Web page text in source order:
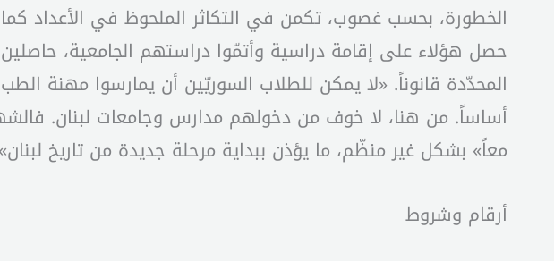
الخطورة، بحسب غصوب، تكمن في التكاثر الملحوظ في الأعداد
حصل هؤلاء على إقامة دراسية وأتمّوا دراستهم الجامعية،
المحدّدة قانوناً. «لا يمكن للطلاب السوريّين أن يمارسوا مهنة
أساساً. من هنا، لا خوف من دخولهم مدارس وجامعات لبنان.
معاً» بشكل غير منظّم، ما يؤذن ببداية مرحلة جديدة من تاريخ
أرقام وشروط